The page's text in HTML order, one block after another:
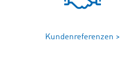
Kundenreferenzen >